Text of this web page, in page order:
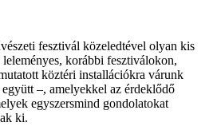
fesztivál közeledtével olyan kis
korábbi fesztiválokon,
köztéri installációkra várunk
–, amelyekkel az érdeklődő
egyszersmind gondolatokat
ki.